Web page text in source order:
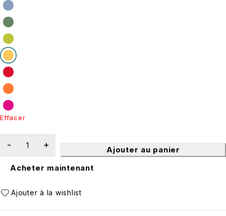
Effacer
Ajouter au panier
Acheter maintenant